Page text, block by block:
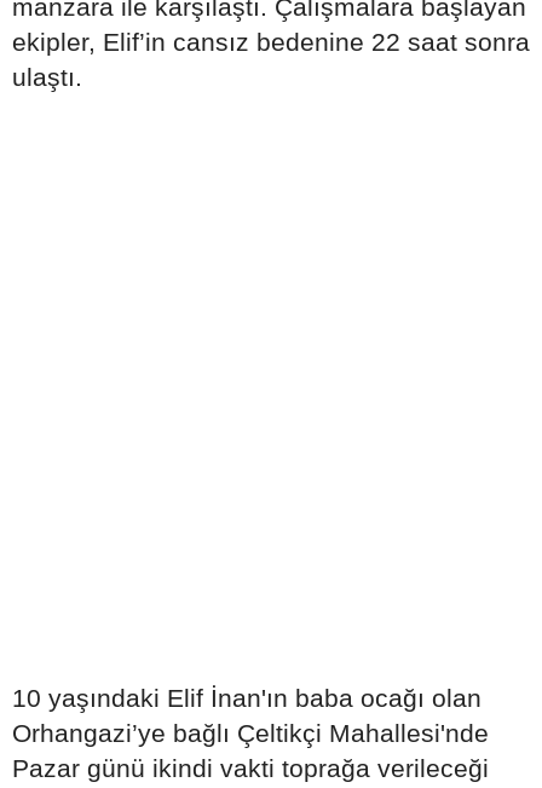
manzara ile karşılaştı. Çalışmalara başlayan
ekipler, Elif’in cansız bedenine 22 saat sonra
ulaştı.
10 yaşındaki Elif İnan'ın baba ocağı olan
Orhangazi’ye bağlı Çeltikçi Mahallesi'nde
Pazar günü ikindi vakti toprağa verileceği